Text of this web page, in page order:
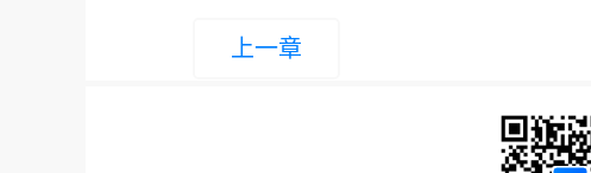
上一章